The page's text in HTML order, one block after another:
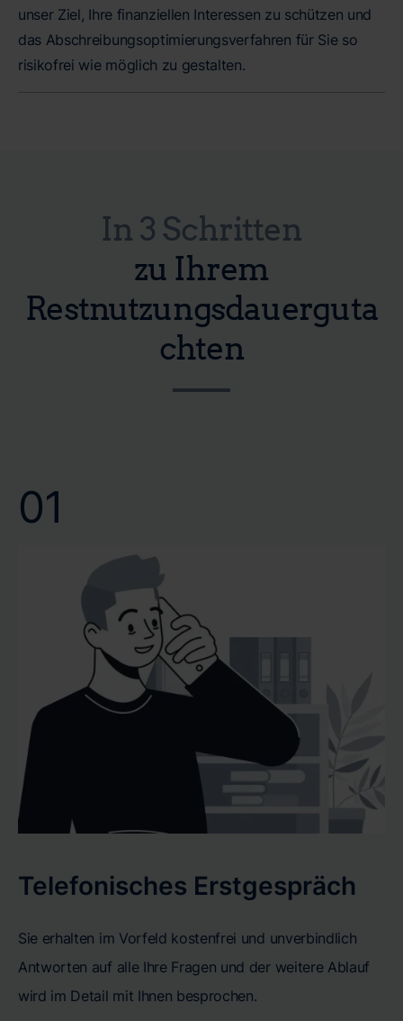
unser Ziel, Ihre finanziellen Interessen zu schützen und
das Abschreibungsoptimierungsverfahren für Sie so
risikofrei wie möglich zu gestalten.
In 3 Schritten
zu Ihrem
Restnutzungsdauerguta
chten
01
Telefonisches Erstgespräch
Sie erhalten im Vorfeld kostenfrei und unverbindlich
Antworten auf alle Ihre Fragen und der weitere Ablauf
wird im Detail mit Ihnen besprochen.